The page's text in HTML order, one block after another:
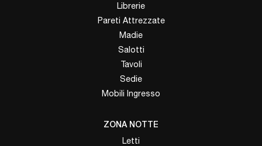
Librerie
Pareti Attrezzate
Madie
Salotti
Tavoli
Sedie
Mobili Ingresso
ZONA NOTTE
Letti